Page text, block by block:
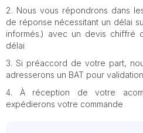
Nous vous répondrons dans
de réponse nécessitant un délai
informés.) avec un devis chiffré
délai
Si préaccord de votre part,
adresserons un BAT pour validation
À réception de votre
expédierons votre commande